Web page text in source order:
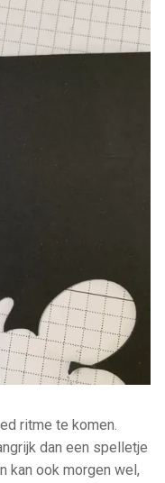
ritme te komen.
dan een spelletje
kan ook morgen wel,